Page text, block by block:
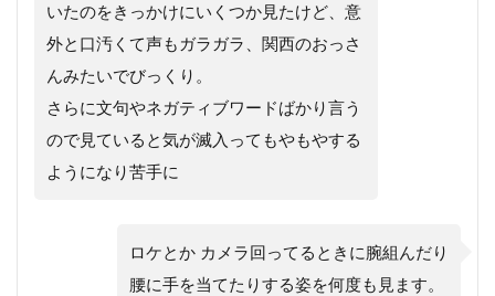
いたのをきっかけにいくつか見たけど、意
外と口汚くて声もガラガラ、関西のおっさ
んみたいでびっくり。
さらに文句やネガティブワードばかり言う
ので見ていると気が滅入ってもやもやする
ようになり苦手に
ロケとか カメラ回ってるときに腕組んだり
腰に手を当てたりする姿を何度も見ます。